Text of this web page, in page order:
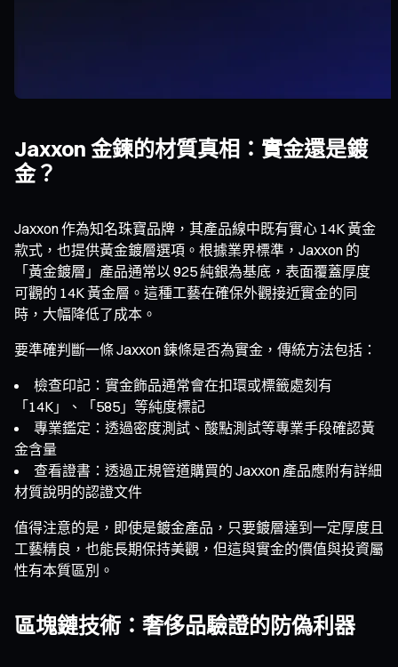
Jaxxon 金鍊的材質真相：實金還是鍍
金？
Jaxxon 作為知名珠寶品牌，其產品線中既有實心 14K 黃金
款式，也提供黃金鍍層選項。根據業界標準，Jaxxon 的
「黃金鍍層」產品通常以 925 純銀為基底，表面覆蓋厚度
可觀的 14K 黃金層。這種工藝在確保外觀接近實金的同
時，大幅降低了成本。
要準確判斷一條 Jaxxon 鍊條是否為實金，傳統方法包括：
檢查印記：實金飾品通常會在扣環或標籤處刻有
「14K」、「585」等純度標記
專業鑑定：透過密度測試、酸點測試等專業手段確認黃
金含量
查看證書：透過正規管道購買的 Jaxxon 產品應附有詳細
材質說明的認證文件
值得注意的是，即使是鍍金產品，只要鍍層達到一定厚度且
工藝精良，也能長期保持美觀，但這與實金的價值與投資屬
性有本質區別。
區塊鏈技術：奢侈品驗證的防偽利器